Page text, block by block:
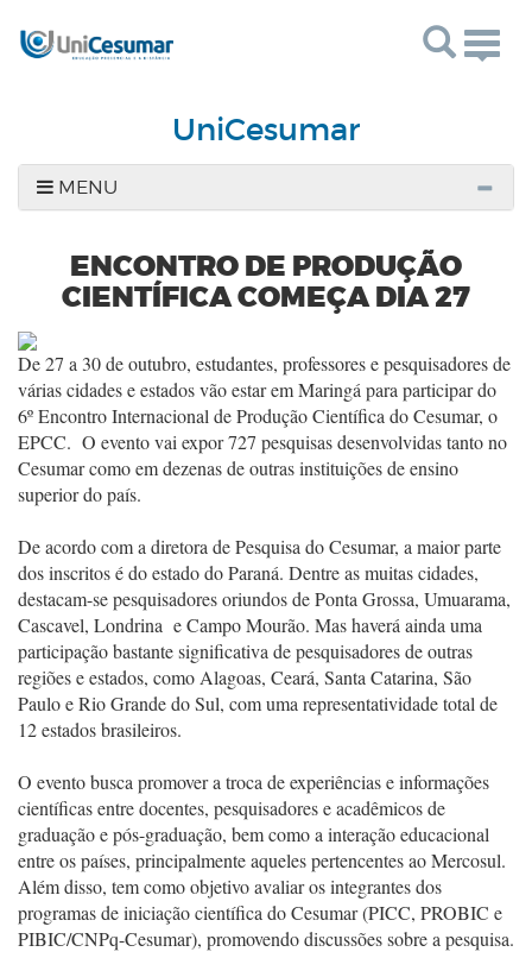
UniCesumar
MENU
ENCONTRO DE PRODUÇÃO
CIENTÍFICA COMEÇA DIA 27
De 27 a 30 de outubro, estudantes, professores e pesquisadores de
várias cidades e estados vão estar em Maringá para participar do
6º Encontro Internacional de Produção Científica do Cesumar, o
EPCC. O evento vai expor 727 pesquisas desenvolvidas tanto no
Cesumar como em dezenas de outras instituições de ensino
superior do país.
De acordo com a diretora de Pesquisa do Cesumar, a maior parte
dos inscritos é do estado do Paraná. Dentre as muitas cidades,
destacam-se pesquisadores oriundos de Ponta Grossa, Umuarama,
Cascavel, Londrina e Campo Mourão. Mas haverá ainda uma
participação bastante significativa de pesquisadores de outras
regiões e estados, como Alagoas, Ceará, Santa Catarina, São
Paulo e Rio Grande do Sul, com uma representatividade total de
12 estados brasileiros.
O evento busca promover a troca de experiências e informações
científicas entre docentes, pesquisadores e acadêmicos de
graduação e pós-graduação, bem como a interação educacional
entre os países, principalmente aqueles pertencentes ao Mercosul.
Além disso, tem como objetivo avaliar os integrantes dos
programas de iniciação científica do Cesumar (PICC, PROBIC e
PIBIC/CNPq-Cesumar), promovendo discussões sobre a pesquisa.